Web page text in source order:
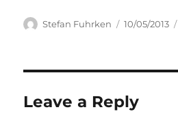
Author
Stefan Fuhrken
Posted
10/05/2013
Leave a Reply